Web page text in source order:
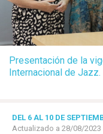
Presentación de la
Internacional de Jazz.
DEL 6 AL 10 DE
Actualizado a 28/08/2023